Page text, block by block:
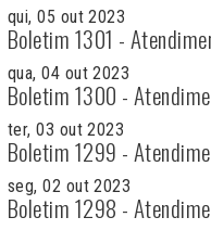
qui, 05 out 2023
Boletim 1301 -
qua, 04 out 2023
Boletim 1300 -
ter, 03 out 2023
Boletim 1299 -
seg, 02 out 2023
Boletim 1298 -